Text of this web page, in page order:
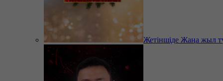
Жетіншіде Жаңа жыл